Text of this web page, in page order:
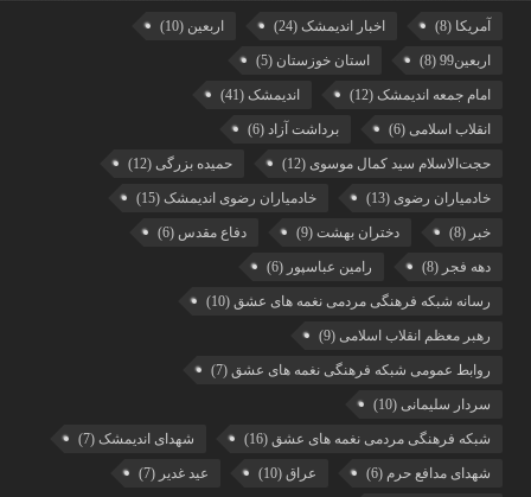
آمریکا (8) اخبار اندیمشک (24) اربعین (10)
اربعین99 (8) استان خوزستان (5)
امام جمعه اندیمشک (12) اندیمشک (41)
انقلاب اسلامی (6) برداشت آزاد (6)
حجت‌الاسلام سید کمال موسوی (12) حمیده بزرگی (12)
خادمیاران رضوی (13) خادمیاران رضوی اندیمشک (15)
خبر (8) دختران بهشت (9) دفاع مقدس (6)
دهه فجر (8) رامین عباسپور (6)
رسانه شبکه فرهنگی مردمی نغمه های عشق (10)
رهبر معظم انقلاب اسلامی (9)
روابط عمومی شبکه فرهنگی نغمه های عشق (7)
سردار سلیمانی (10)
شبکه فرهنگی مردمی نغمه های عشق (16) شهدای اندیمشک (7)
شهدای مدافع حرم (6) عراق (10) عید غدیر (7)